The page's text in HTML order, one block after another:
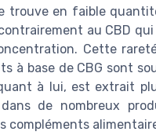
trouve en faible
au CBD
Cette
à base de CBG sont
à lui, est extrait
de nombreux
compléments